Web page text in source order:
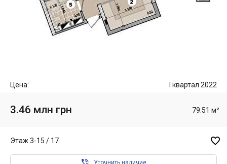
Цена: I квартал 2022
3.46 млн грн 79.51 м²
Этаж 3-15 / 17 
Уточнить наличие